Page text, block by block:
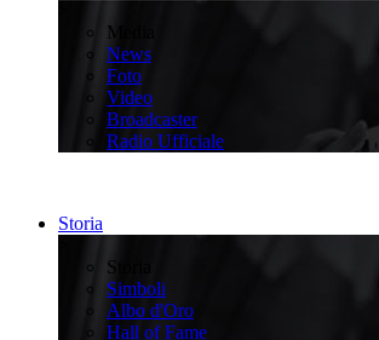
Media
News
Foto
Video
Broadcaster
Radio Ufficiale
Storia
Storia
Simboli
Albo d'Oro
Hall of Fame